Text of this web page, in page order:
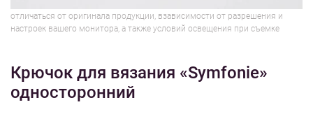
отличаться от оригинала продукции, взависимости от разрешения и
настроек вашего монитора, а также условий освещения при съемке
Крючок для вязания «Symfonie»
односторонний